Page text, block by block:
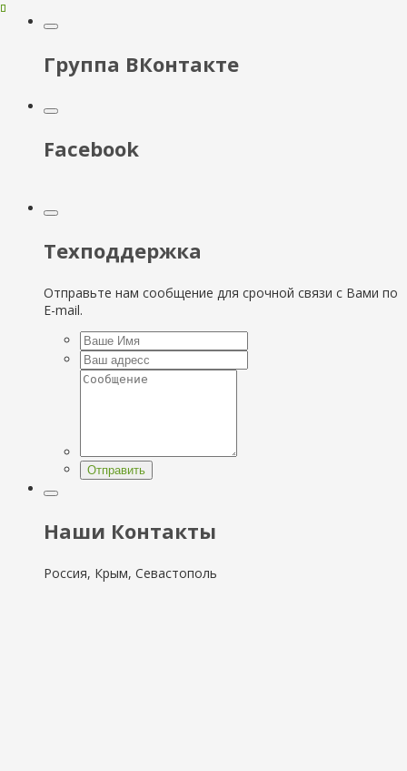
Группа ВКонтакте
Facebook
Техподдержка
Отправьте нам сообщение для срочной связи с Вами по
E-mail.
Отправить
Наши Контакты
Россия, Крым, Севастополь